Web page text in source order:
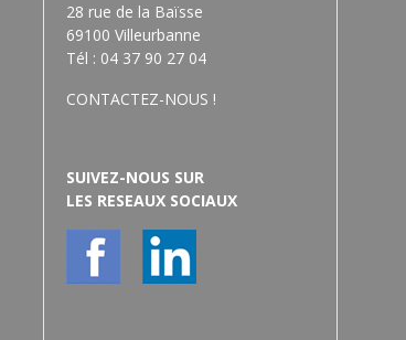
28 rue de la Baïsse
69100 Villeurbanne
Tél : 04 37 90 27 04
CONTACTEZ-NOUS !
SUIVEZ-NOUS SUR
LES RESEAUX SOCIAUX